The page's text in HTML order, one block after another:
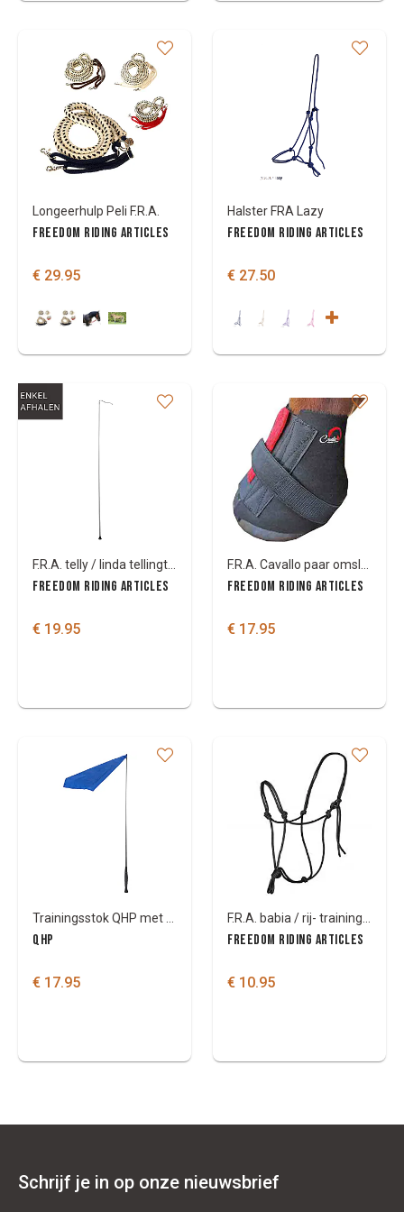
Longeerhulp Peli F.R.A.
FREEDOM RIDING ARTICLES
€ 29.95
Halster FRA Lazy
FREEDOM RIDING ARTICLES
€ 27.50
FREEDOM RIDING ARTICLES
€ 19.95
FREEDOM RIDING ARTICLES
€ 17.95
QHP
€ 17.95
FREEDOM RIDING ARTICLES
€ 10.95
Schrijf je in op onze nieuwsbrief